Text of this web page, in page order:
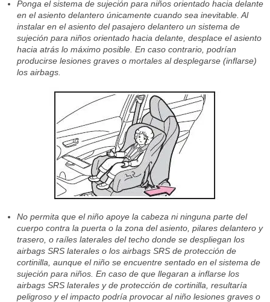
Ponga el sistema de sujeción para niños orientado hacia delante
en el asiento delantero únicamente cuando sea inevitable. Al
instalar en el asiento del pasajero delantero un sistema de
sujeción para niños orientado hacia delante, desplace el asiento
hacia atrás lo máximo posible. En caso contrario, podrían
producirse lesiones graves o mortales al desplegarse (inflarse)
los airbags.
No permita que el niño apoye la cabeza ni ninguna parte del
cuerpo contra la puerta o la zona del asiento, pilares delantero y
trasero, o raíles laterales del techo donde se despliegan los
airbags SRS laterales o los airbags SRS de protección de
cortinilla, aunque el niño se encuentre sentado en el sistema de
sujeción para niños. En caso de que llegaran a inflarse los
airbags SRS laterales y de protección de cortinilla, resultaría
peligroso y el impacto podría provocar al niño lesiones graves o